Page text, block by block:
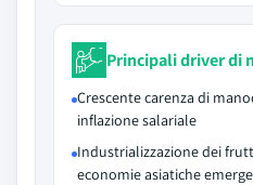
Principali driver di
Crescente carenza di
inflazione salariale
Industrializzazione dei
economie asiatiche